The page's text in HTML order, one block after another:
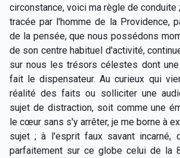
circonstance, voici ma règle de conduite
tracée par l'homme de la Providence,
de la pensée, que nous possédons
de son centre habituel d'activité,
sur nous les trésors célestes dont
fait le dispensateur. Au curieux qui
réalité des faits ou solliciter une
sujet de distraction, soit comme une
le cœur sans s'y arrêter, je me borne à
sujet ; à l'esprit faux savant incarné,
parfaitement sur ce globe celui de la